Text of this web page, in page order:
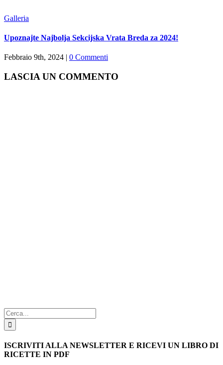
Galleria
Upoznajte Najbolja Sekcijska Vrata Breda za 2024!
Febbraio 9th, 2024 | 0 Commenti
LASCIA UN COMMENTO
Cerca
per:
ISCRIVITI ALLA NEWSLETTER E RICEVI UN LIBRO DI
RICETTE IN PDF